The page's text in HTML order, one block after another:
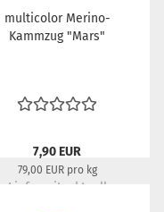
multicolor Merino-
Kammzug "Mars"
7,90 EUR
79,00 EUR pro kg
Lieferzeit:
aktuell